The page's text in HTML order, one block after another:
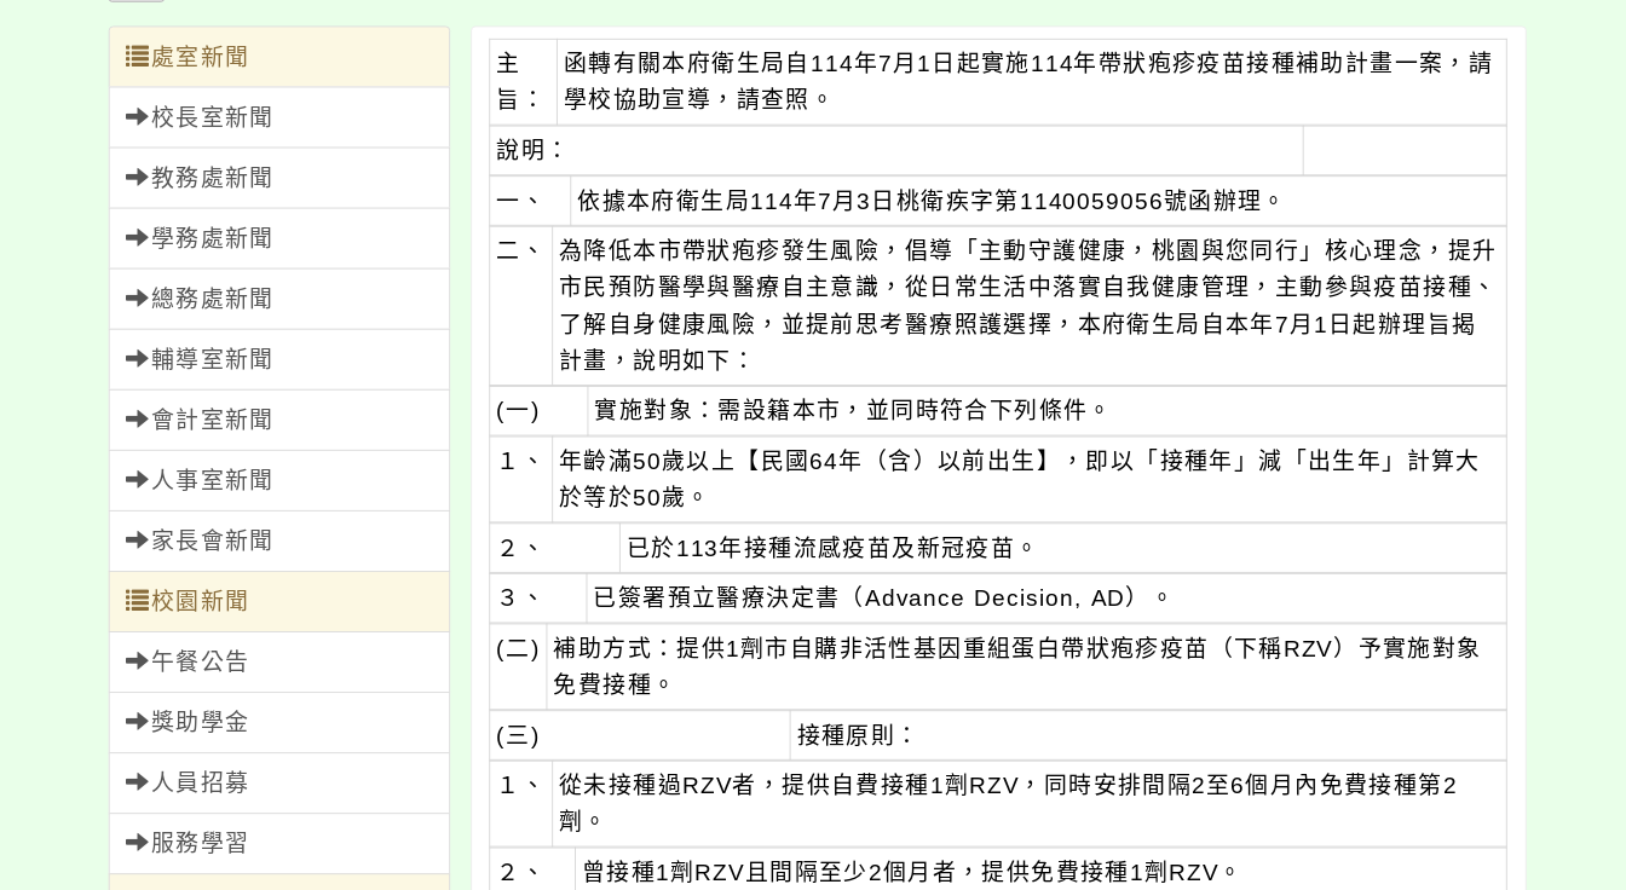
處室新聞
校長室新聞
教務處新聞
學務處新聞
總務處新聞
輔導室新聞
會計室新聞
人事室新聞
家長會新聞
校園新聞
午餐公告
獎助學金
人員招募
服務學習
主
旨：
函轉有關本府衛生局自114年7月1日起實施114年帶狀疱疹疫苗接種補助計畫一案，請
學校協助宣導，請查照。
說明：
一、 依據本府衛生局114年7月3日桃衛疾字第1140059056號函辦理。
二、
為降低本市帶狀疱疹發生風險，倡導「主動守護健康，桃園與您同行」核心理念，提升
市民預防醫學與醫療自主意識，從日常生活中落實自我健康管理，主動參與疫苗接種、
了解自身健康風險，並提前思考醫療照護選擇，本府衛生局自本年7月1日起辦理旨揭
計畫，說明如下：
(一)
實施對象：需設籍本市，並同時符合下列條件。
１、
年齡滿50歲以上【民國64年（含）以前出生】，即以「接種年」減「出生年」計算大
於等於50歲。
２、 已於113年接種流感疫苗及新冠疫苗。
３、 已簽署預立醫療決定書（Advance Decision, AD）。
(二) 補助方式：提供1劑市自購非活性基因重組蛋白帶狀疱疹疫苗（下稱RZV）予實施對象
免費接種。
(三)
接種原則：
１、
從未接種過RZV者，提供自費接種1劑RZV，同時安排間隔2至6個月內免費接種第2
劑。
２、
曾接種1劑RZV且間隔至少2個月者，提供免費接種1劑RZV。